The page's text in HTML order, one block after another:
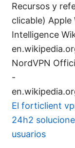
Recursos y
clicable)
Intelligence
NordVPN
-
El forticlient
24h2
usuarios